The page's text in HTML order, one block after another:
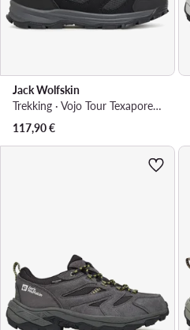
Jack Wolfskin
Trekking · Vojo Tour Texapore Mid A64104 · Crna
117,90€